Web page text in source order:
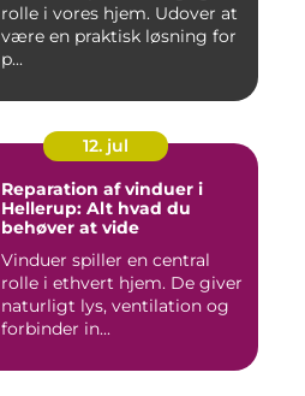
rolle i vores hjem. Udover at
være en praktisk løsning for
p...
12. jul
Reparation af vinduer i
Hellerup: Alt hvad du
behøver at vide
Vinduer spiller en central
rolle i ethvert hjem. De giver
naturligt lys, ventilation og
forbinder in...